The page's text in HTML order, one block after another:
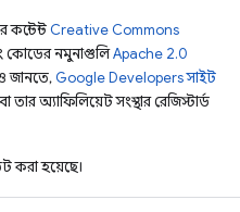
কন্টেন্ট Creative Commons
কোডের নমুনাগুলিApache 2.0
জানতে, Google Developers সাইট
অ্যাফিলিয়েট সংস্থার রেজিস্টার্ড
হয়েছে।